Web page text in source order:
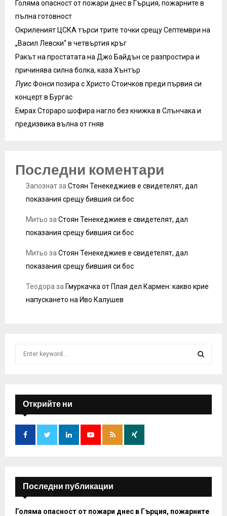
Голяма опасност от пожари днес в Гърция, пожарните в
пълна готовност
Окриленият ЦСКА търси трите точки срещу Септември на
„Васил Левски“ в четвъртия кръг
Ракът на простатата на Джо Байдън се разпростира и
причинява силна болка, каза Хънтър
Луис Фонси позира с Христо Стоичков преди първия си
концерт в Бургас
Емрах Стораро шофира нагло без книжка в Слънчака и
предизвика вълна от гняв
Последни коментари
Запознатза Стоян Тенекеджиев е свидетелят, дал
показания срещу бившия си бос
Митьо за Стоян Тенекеджиев е свидетелят, дал
показания срещу бившия си бос
Митьо за Стоян Тенекеджиев е свидетелят, дал
показания срещу бившия си бос
Теодора за Гмуркачка от Плая дел Кармен: какво крие
напускането на Иво Калушев
f
o
:
E
A
H
Открийте ни
Последни публикации
Голяма опасност от пожари днес в Гърция, пожарните